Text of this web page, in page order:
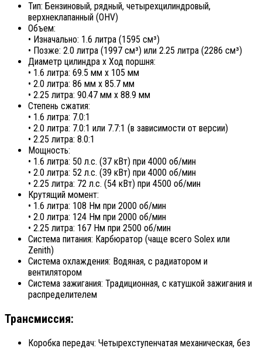
Тип: Бензиновый, рядный, четырехцилиндровый,
верхнеклапанный (OHV)
Объем:
• Изначально: 1.6 литра (1595 см³)
• Позже: 2.0 литра (1997 см³) или 2.25 литра (2286 см³)
Диаметр цилиндра x Ход поршня:
• 1.6 литра: 69.5 мм x 105 мм
• 2.0 литра: 86 мм x 85.7 мм
• 2.25 литра: 90.47 мм x 88.9 мм
Степень сжатия:
• 1.6 литра: 7.0:1
• 2.0 литра: 7.0:1 или 7.7:1 (в зависимости от версии)
• 2.25 литра: 8.0:1
Мощность:
• 1.6 литра: 50 л.с. (37 кВт) при 4000 об/мин
• 2.0 литра: 52 л.с. (39 кВт) при 4000 об/мин
• 2.25 литра: 72 л.с. (54 кВт) при 4500 об/мин
Крутящий момент:
• 1.6 литра: 108 Нм при 2000 об/мин
• 2.0 литра: 124 Нм при 2000 об/мин
• 2.25 литра: 167 Нм при 2500 об/мин
Система питания: Карбюратор (чаще всего Solex или
Zenith)
Система охлаждения: Водяная, с радиатором и
вентилятором
Система зажигания: Традиционная, с катушкой зажигания и
распределителем
Трансмиссия:
Коробка передач: Четырехступенчатая механическая, без